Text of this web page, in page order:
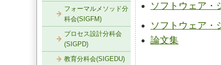
ソフトウェア・
ソフトウェア・
論文集
フォーマルメソッド分
科会(SIGFM)
プロセス設計分科会
(SIGPD)
教育分科会(SIGEDU)